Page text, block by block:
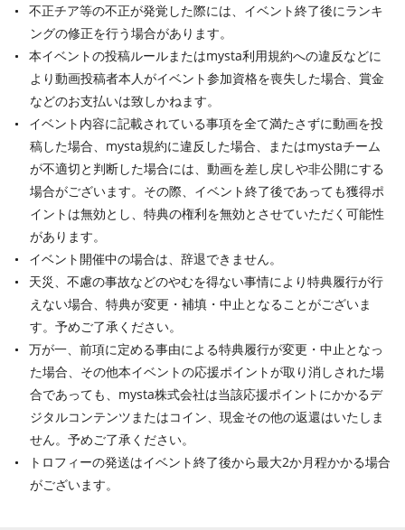
不正チア等の不正が発覚した際には、イベント終了後にランキ
ングの修正を行う場合があります。
本イベントの投稿ルールまたはmysta利用規約への違反などに
より動画投稿者本人がイベント参加資格を喪失した場合、賞金
などのお支払いは致しかねます。
イベント内容に記載されている事項を全て満たさずに動画を投
稿した場合、mysta規約に違反した場合、またはmystaチーム
が不適切と判断した場合には、動画を差し戻しや非公開にする
場合がございます。その際、イベント終了後であっても獲得ポ
イントは無効とし、特典の権利を無効とさせていただく可能性
があります。
イベント開催中の場合は、辞退できません。
天災、不慮の事故などのやむを得ない事情により特典履行が行
えない場合、特典が変更・補填・中止となることがございま
す。予めご了承ください。
万が一、前項に定める事由による特典履行が変更・中止となっ
た場合、その他本イベントの応援ポイントが取り消しされた場
合であっても、mysta株式会社は当該応援ポイントにかかるデ
ジタルコンテンツまたはコイン、現金その他の返還はいたしま
せん。予めご了承ください。
トロフィーの発送はイベント終了後から最大2か月程かかる場合
がございます。